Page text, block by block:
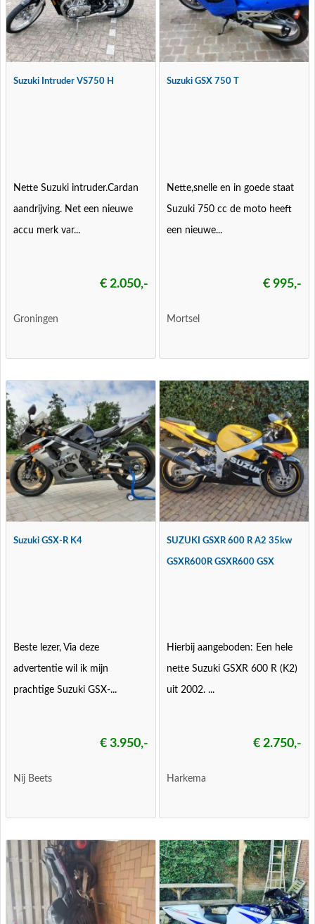
Suzuki Intruder VS750 H
Nette Suzuki intruder.Cardan
aandrijving. Net een nieuwe
accu merk var...
€ 2.050,-
Groningen
Suzuki GSX 750 T
Nette,snelle en in goede staat
Suzuki 750 cc de moto heeft
een nieuwe...
€ 995,-
Mortsel
Suzuki GSX-R K4
Beste lezer, Via deze
advertentie wil ik mijn
prachtige Suzuki GSX-...
€ 3.950,-
Nij Beets
SUZUKI GSXR 600 R A2 35kw
GSXR600R GSXR600 GSX
Hierbij aangeboden: Een hele
nette Suzuki GSXR 600 R (K2)
uit 2002. ...
€ 2.750,-
Harkema